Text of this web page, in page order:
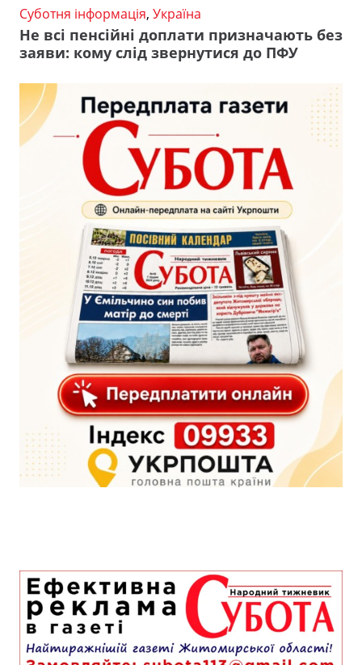
Суботня інформація, Україна
Не всі пенсійні доплати призначають без
заяви: кому слід звернутися до ПФУ